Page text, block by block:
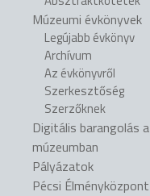
Múzeumi évkönyvek
Legújabb évkönyv
Archívum
Az évkönyvről
Szerkesztőség
Szerzőknek
Digitális barangolás a
múzeumban
Pályázatok
Pécsi Élményközpont